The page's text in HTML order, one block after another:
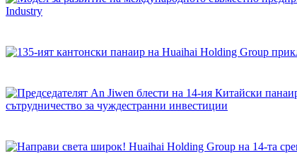
Industry
сътрудничество за чуждестранни инвестиции